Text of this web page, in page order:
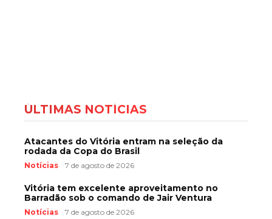
ÚLTIMAS NOTÍCIAS
Atacantes do Vitória entram na seleção da
rodada da Copa do Brasil
Notícias 7 de agosto de 2026
Vitória tem excelente aproveitamento no
Barradão sob o comando de Jair Ventura
Notícias 7 de agosto de 2026